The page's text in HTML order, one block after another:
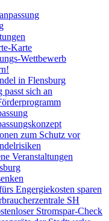
Karte
Wettbewerb
in Flensburg
passt sich an
zum Schutz vor
Veranstaltungen
Engergiekosten sparen
SH
Stromspar-Check